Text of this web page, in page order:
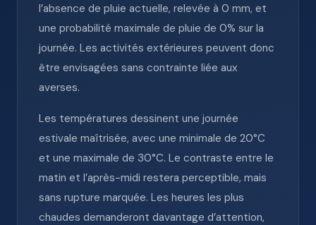
l’absence de pluie actuelle, relevée à 0 mm, et
une probabilité maximale de pluie de 0% sur la
journée. Les activités extérieures peuvent donc
être envisagées sans contrainte liée aux
averses.
Les températures dessinent une journée
estivale maîtrisée, avec une minimale de 20°C
et une maximale de 30°C. Le contraste entre le
matin et l’après-midi restera perceptible, mais
sans rupture marquée. Les heures les plus
chaudes demanderont davantage d’attention,